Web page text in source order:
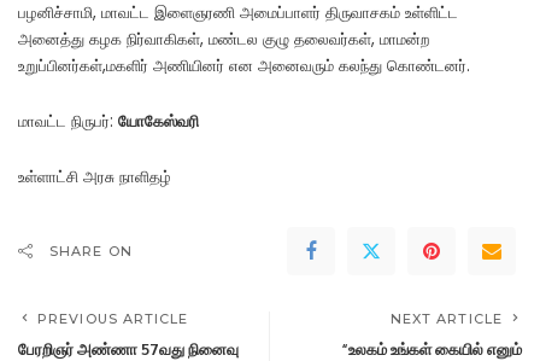
பழனிச்சாமி, மாவட்ட இளைஞரணி அமைப்பாளர் திருவாசகம் உள்ளிட்ட
அனைத்து கழக நிர்வாகிகள், மண்டல குழு தலைவர்கள், மாமன்ற
உறுப்பினர்கள்,மகளிர் அணியினர் என அனைவரும் கலந்து கொண்டனர்.
மாவட்ட நிருபர்: யோகேஸ்வரி
உள்ளாட்சி அரசு நாளிதழ்
SHARE ON
PREVIOUS ARTICLE
பேரறிஞர் அண்ணா 57வது நினைவு
NEXT ARTICLE
“உலகம் உங்கள் கையில் எனும்